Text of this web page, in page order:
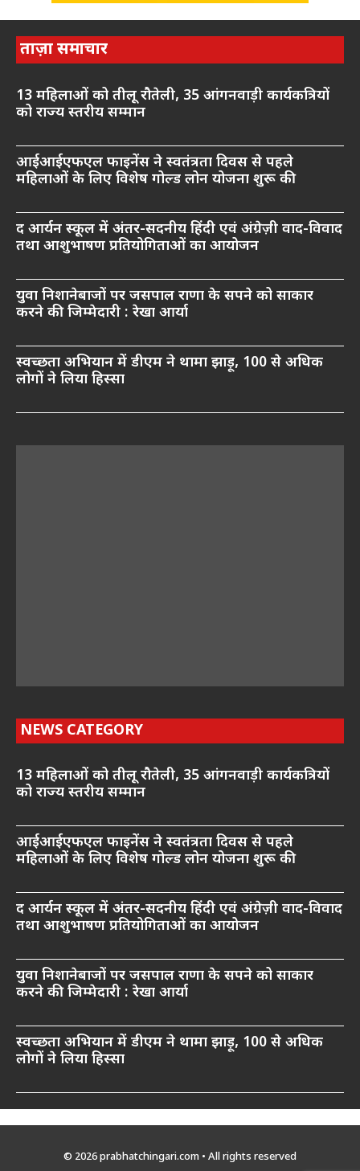
ताज़ा समाचार
13 महिलाओं को तीलू रौतेली, 35 आंगनवाड़ी कार्यकत्रियों
को राज्य स्तरीय सम्मान
आईआईएफएल फाइनेंस ने स्वतंत्रता दिवस से पहले
महिलाओं के लिए विशेष गोल्ड लोन योजना शुरू की
द आर्यन स्कूल में अंतर-सदनीय हिंदी एवं अंग्रेज़ी वाद-विवाद
तथा आशुभाषण प्रतियोगिताओं का आयोजन
युवा निशानेबाजों पर जसपाल राणा के सपने को साकार
करने की जिम्मेदारी : रेखा आर्या
स्वच्छता अभियान में डीएम ने थामा झाड़ू, 100 से अधिक
लोगों ने लिया हिस्सा
NEWS CATEGORY
13 महिलाओं को तीलू रौतेली, 35 आंगनवाड़ी कार्यकत्रियों
को राज्य स्तरीय सम्मान
आईआईएफएल फाइनेंस ने स्वतंत्रता दिवस से पहले
महिलाओं के लिए विशेष गोल्ड लोन योजना शुरू की
द आर्यन स्कूल में अंतर-सदनीय हिंदी एवं अंग्रेज़ी वाद-विवाद
तथा आशुभाषण प्रतियोगिताओं का आयोजन
युवा निशानेबाजों पर जसपाल राणा के सपने को साकार
करने की जिम्मेदारी : रेखा आर्या
स्वच्छता अभियान में डीएम ने थामा झाड़ू, 100 से अधिक
लोगों ने लिया हिस्सा
© 2026 prabhatchingari.com • All rights reserved